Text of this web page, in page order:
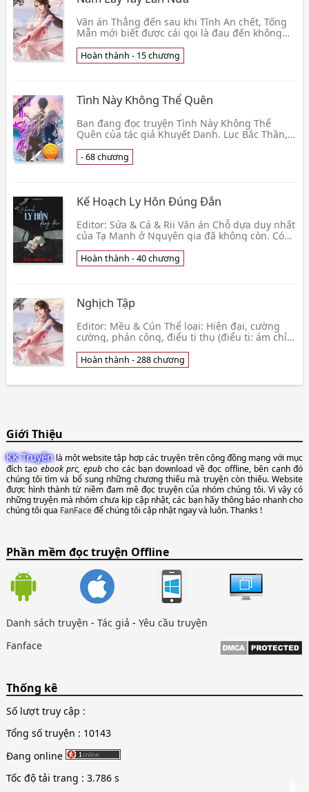
Văn án Thẳng đến sau khi Tĩnh An chết, Tống
Mẫn mới biết được cái gọi là đau đến không
phối, lầ👦 Nhan Ly Noãn
Hoàn thành - 15 chương
Tình Này Không Thể Quên
Bạn đang đọc truyện Tình Này Không Thể
Quên của tác giả Khuyết Danh. Lục Bắc Thần,
của cô. Yêu có👦 Khuyết Danh
- 68 chương
Kế Hoạch Ly Hôn Đúng Đắn
Editor: Sứa & Cá & Rii Văn án Chỗ dựa duy nhất
của Tạ Manh ở Nguyên gia đã không còn. Có
qua giấc mơ,👦 Da Thanh Oa
Hoàn thành - 40 chương
Nghịch Tập
Editor: Mều & Cún Thể loại: Hiện đại, cường
cường, phản công, điểu ti thụ (điểu ti: ám chỉ
vừa ngh👦 Sài Kê Đản
Hoàn thành - 288 chương
Giới Thiệu
KK Truyệnlà một website tập hợp các truyện trên cộng đồng mạng với mục
đích tạoebook prc, epubcho các bạn download về đọc offline, bên cạnh đó
chúng tôi tìm và bổ sung những chương thiếu mà truyện còn thiếu. Website
được hình thành từ niềm đam mê đọc truyện của nhóm chúng tôi. Vì vậy có
những truyện mà nhóm chưa kịp cập nhật, các bạn hãy thông báo nhanh cho
chúng tôi qua FanFaceđể chúng tôi cập nhật ngay và luôn. Thanks !
Phần mềm đọc truyện Offline
Danh sách truyện - Tác giả - Yêu cầu truyện
Fanface
Thống kê
Số lượt truy cập :
Tổng số truyện : 10143
Đang online
Tốc độ tải trang : 3.786 s